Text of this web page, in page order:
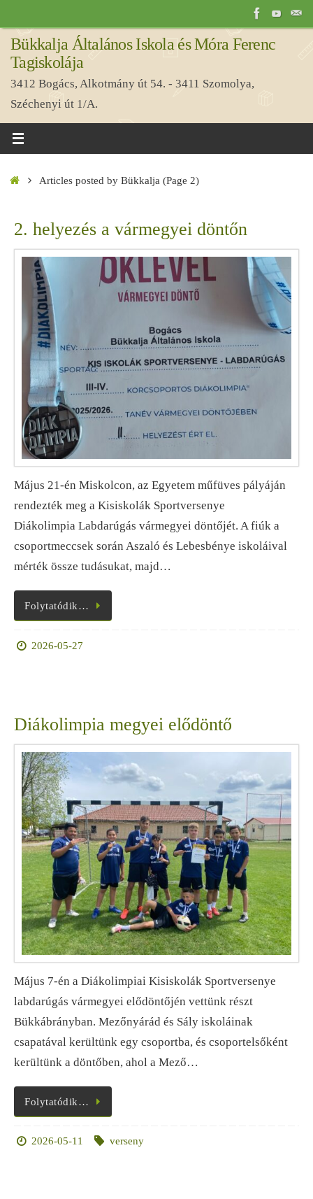
a
tartalomra
Bükkalja Általános Iskola és Móra Ferenc
Tagiskolája
3412 Bogács, Alkotmány út 54. - 3411 Szomolya,
Széchenyi út 1/A.
HomeArticles posted by Bükkalja (Page 2)
2. helyezés a vármegyei döntőn
Május 21-én Miskolcon, az Egyetem műfüves pályáján
rendezték meg a Kisiskolák Sportversenye
Diákolimpia Labdarúgás vármegyei döntőjét. A fiúk a
csoportmeccsek során Aszaló és Lebesbénye iskoláival
mérték össze tudásukat, majd…
Folytatódik…
2026-05-27
Diákolimpia megyei elődöntő
Május 7-én a Diákolimpiai Kisiskolák Sportversenye
labdarúgás vármegyei elődöntőjén vettünk részt
Bükkábrányban. Mezőnyárád és Sály iskoláinak
csapatával kerültünk egy csoportba, és csoportelsőként
kerültünk a döntőben, ahol a Mező…
Folytatódik…
2026-05-11 verseny